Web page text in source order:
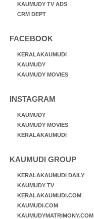
KAUMUDY TV ADS
CRM DEPT
FACEBOOK
KERALAKAUMUDI
KAUMUDY
KAUMUDY MOVIES
INSTAGRAM
KAUMUDY
KAUMUDY MOVIES
KERALAKAUMUDI
KAUMUDI GROUP
KERALAKAUMUDI DAILY
KAUMUDY TV
KERALAKAUMUDI.COM
KAUMUDI.COM
KAUMUDYMATRIMONY.COM